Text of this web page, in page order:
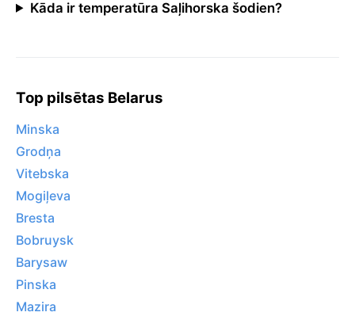
Kāda ir temperatūra Saļihorska šodien?
Top pilsētas Belarus
Minska
Grodņa
Vitebska
Mogiļeva
Bresta
Bobruysk
Barysaw
Pinska
Mazira